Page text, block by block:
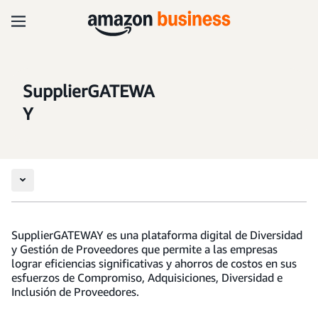
SupplierGATEWA
Y
SupplierGATEWAY es una plataforma digital de Diversidad
y Gestión de Proveedores que permite a las empresas
lograr eficiencias significativas y ahorros de costos en sus
esfuerzos de Compromiso, Adquisiciones, Diversidad e
Inclusión de Proveedores.